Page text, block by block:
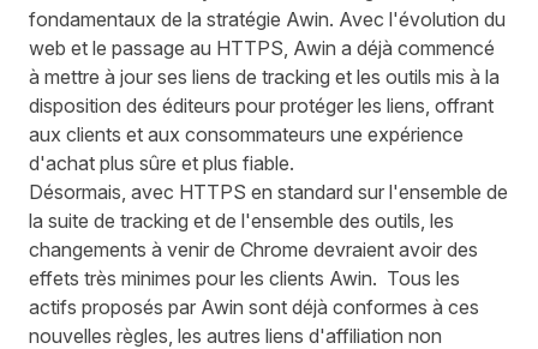
fondamentaux de la stratégie Awin. Avec l'évolution du
web et le passage au HTTPS, Awin a déjà commencé
à mettre à jour ses liens de tracking et les outils mis à la
disposition des éditeurs pour protéger les liens, offrant
aux clients et aux consommateurs une expérience
d'achat plus sûre et plus fiable.
Désormais, avec HTTPS en standard sur l'ensemble de
la suite de tracking et de l'ensemble des outils, les
changements à venir de Chrome devraient avoir des
effets très minimes pour les clients Awin. Tous les
actifs proposés par Awin sont déjà conformes à ces
nouvelles règles, les autres liens d'affiliation non